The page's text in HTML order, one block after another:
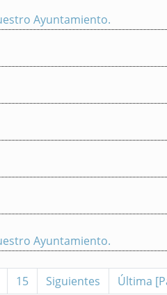
Ayuntamiento.
Ayuntamiento.
15 Siguientes Última